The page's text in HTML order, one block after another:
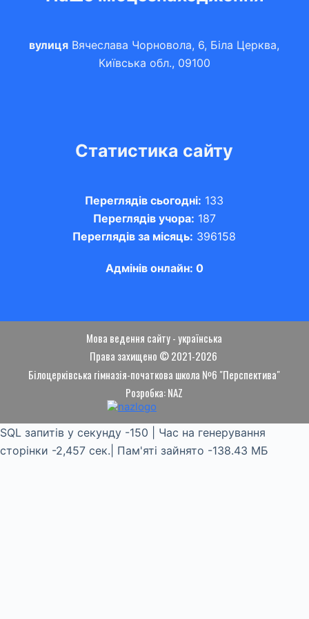
вулиця Вячеслава Чорновола, 6, Біла Церква,
Київська обл., 09100
Статистика сайту
Переглядів сьогодні: 133
Переглядів учора: 187
Переглядів за місяць: 396158
Адмінів онлайн: 0
Мова ведення сайту - українська
Права захищено © 2021-2026
Білоцерківська гімназія-початкова школа №6 "Перспектива"
Розробка: NAZ
SQL запитів у секунду -150 | Час на генерування
сторінки -2,457 сек.| Пам'яті зайнято -138.43 МБ